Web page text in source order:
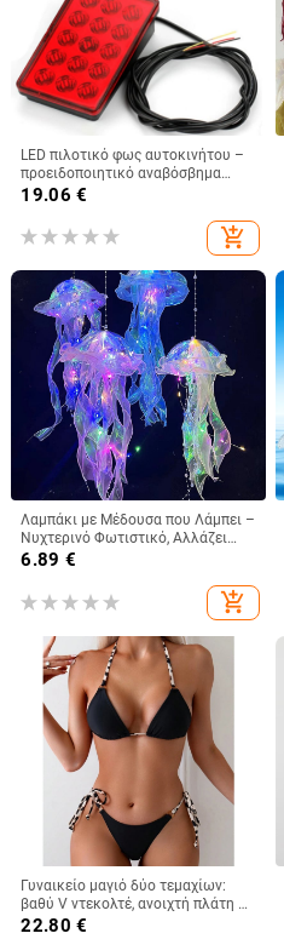
LED πιλοτικό φως αυτοκινήτου –
προειδοποιητικό αναβόσβημα
οπίσθιο φως κατά της μετωπικής
– ABS+LED, 2W, 12V, 0.3A,
Μοντέλο: Pilot Light
19.06 €
add_shopping_cart
Λαμπάκι με Μέδουσα που Λάμπει –
Νυχτερινό Φωτιστικό, Αλλάζει
Χρώματα, Διακοσμητικό για
6.89 €
add_shopping_cart
Γυναικείο μαγιό δύο τεμαχίων:
βαθύ V ντεκολτέ, ανοιχτή πλάτη με
κορδωτό δέσιμο, επένδυση
22.80 €